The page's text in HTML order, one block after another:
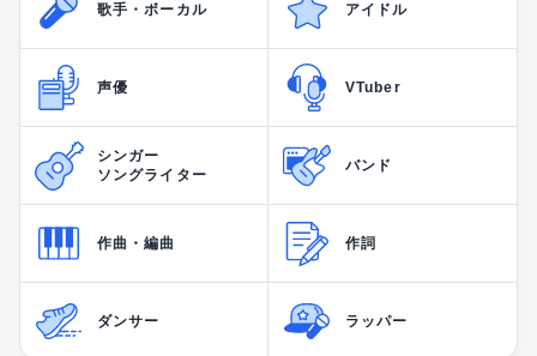
歌手・ボーカル アイドル
声優 VTuber
シンガー
ソングライター
バンド
作曲・編曲 作詞
ダンサー ラッパー